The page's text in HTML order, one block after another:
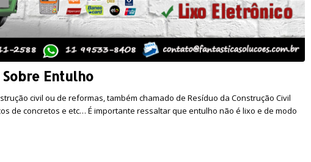
Sobre Entulho
civil ou de reformas, também chamado de Resíduo da Construção Civil
de concretos e etc… É importante ressaltar que entulho não é lixo e de modo